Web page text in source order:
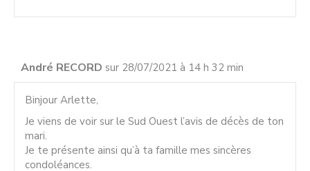
André RECORD sur 28/07/2021 à 14 h 32 min
Binjour Arlette,
Je viens de voir sur le Sud Ouest l’avis de décès de ton
mari.
Je te présente ainsi qu’à ta famille mes sincères
condoléances.